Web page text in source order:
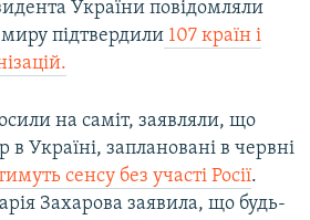
України повідомляли
підтвердили 107 країн і
на саміт, заявляли, що
Україні, заплановані в червні
сенсу без участі Росії.
Захарова заявила, що будь-